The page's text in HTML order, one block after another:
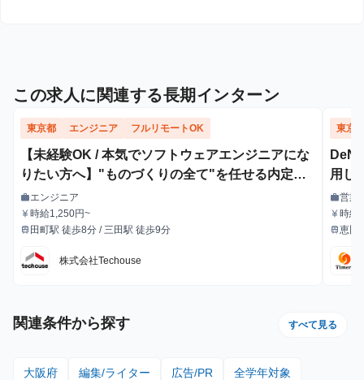
この求人に関連する長期インターン
東京都 エンジニア フルリモートOK
【未経験OK / 本気でソフトウェアエンジニアにな
りたい方へ】"ものづくりの全て"を任せる内定直
結型エンジニア長期インターン
職種
workエンジニア
給与
currency_yen時給1,250円~
最寄駅
train 田町駅 徒歩8分 / 三田駅 徒歩9分
株式会社Techouse
東京
用し
明会
職種
work営業
給与
currency_yen時給
最寄駅
train恵比
関連条件から探す すべて見る
大阪府 編集/ライター 広告/PR 全学年対象